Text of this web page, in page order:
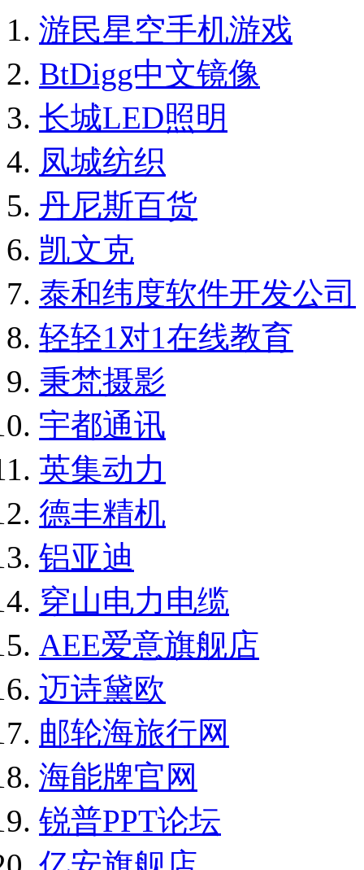
游民星空手机游戏
BtDigg中文镜像
长城LED照明
凤城纺织
丹尼斯百货
凯文克
泰和纬度软件开发公司
轻轻1对1在线教育
秉梵摄影
宇都通讯
英集动力
德丰精机
铝亚迪
穿山电力电缆
AEE爱意旗舰店
迈诗黛欧
邮轮海旅行网
海能牌官网
锐普PPT论坛